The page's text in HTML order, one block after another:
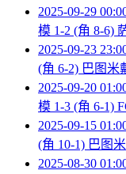
2025-09-29
模 1-2 (角 8-6)
2025-09-23
(角 6-2) 巴图米
2025-09-20
模 1-3 (角 6-1)
2025-09-15
(角 10-1) 巴图
2025-08-30